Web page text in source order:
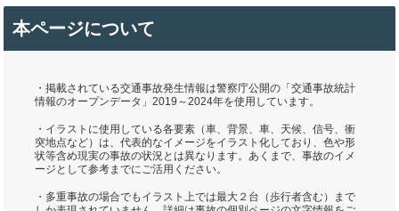
本ページについて
・掲載されている交通事故発生情報は警察庁公開の「交通事故統計
情報のオープンデータ」2019～2024年を使用しています。
・イラストに使用している各要素（車、背景、車、天候、信号、衝
突地点など）は、代表的なイメージをイラスト化しており、色や形
状等含め現実の事故の状況とは異なります。あくまで、事故のイメ
ージとして参考までにご活用ください。
・多重事故の場合でもイラスト上では最大２台（歩行者含む）まで